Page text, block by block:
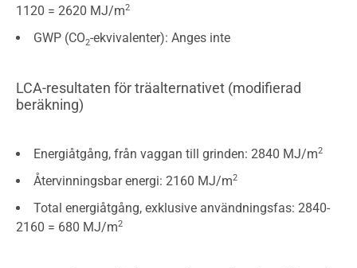
1120 = 2620 MJ/m2
GWP (CO2-ekvivalenter): Anges inte
LCA-resultaten för träalternativet (modifierad
beräkning)
Energiåtgång, från vaggan till grinden: 2840 MJ/m2
Återvinningsbar energi: 2160 MJ/m2
Total energiåtgång, exklusive användningsfas: 2840-
2160 = 680 MJ/m2